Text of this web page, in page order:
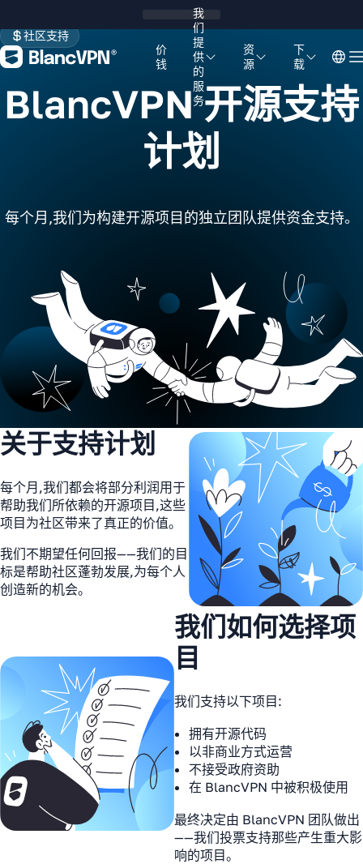
价
钱
我
们
提
供
的
服
务
资
源
下
载
社区支持
BlancVPN 开源支持
计划
每个月,我们为构建开源项目的独立团队提供资金支持。
关于支持计划
每个月,我们都会将部分利润用于
帮助我们所依赖的开源项目,这些
项目为社区带来了真正的价值。
我们不期望任何回报——我们的目
标是帮助社区蓬勃发展,为每个人
创造新的机会。
我们如何选择项
目
我们支持以下项目:
拥有开源代码
以非商业方式运营
不接受政府资助
在 BlancVPN 中被积极使用
最终决定由 BlancVPN 团队做出
——我们投票支持那些产生重大影
响的项目。